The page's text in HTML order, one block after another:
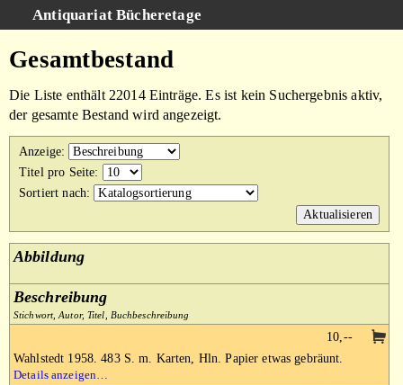
Antiquariat Bücheretage
Gesamtbestand
Warenkorb
AGB
Gesamtbestand
Die Liste enthält 22014 Einträge. Es ist kein Suchergebnis aktiv,
der gesamte Bestand wird angezeigt.
Anzeige:
Titel pro Seite:
Sortiert nach:
Abbildung
Beschreibung
Stichwort, Autor, Titel, Buchbeschreibung
Wahlstedt 1958. 483 S. m. Karten, Hln. Papier etwas gebräunt.
Details anzeigen…
10,--